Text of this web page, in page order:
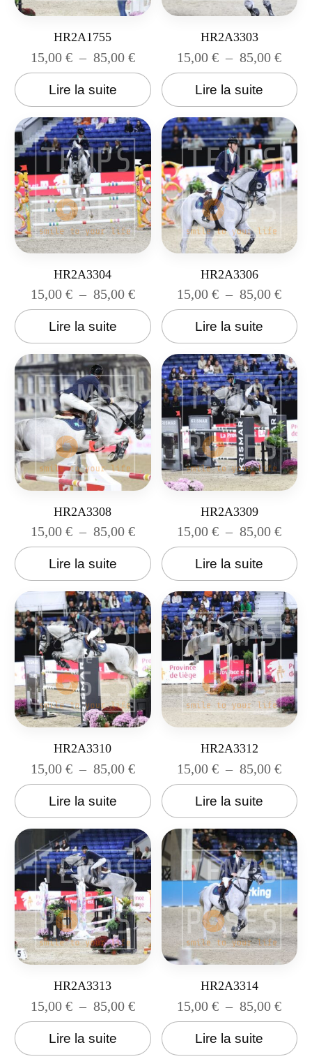
HR2A1755
15,00 € – 85,00 €
Lire la suite
HR2A3303
15,00€ – 85,00€
Lire la suite
HR2A3304
15,00 € – 85,00 €
Lire la suite
HR2A3306
15,00€ – 85,00€
Lire la suite
HR2A3308
15,00 € – 85,00 €
Lire la suite
HR2A3309
15,00€ – 85,00€
Lire la suite
HR2A3310
15,00 € – 85,00 €
Lire la suite
HR2A3312
15,00€ – 85,00€
Lire la suite
HR2A3313
15,00 € – 85,00 €
Lire la suite
HR2A3314
15,00€ – 85,00€
Lire la suite